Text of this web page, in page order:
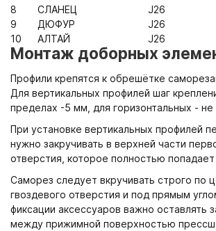
8
СЛАНЕЦ
J26
9
ДЮФУР
J26
10
АЛТАЙ J26
Монтаж доборных
Профили крепятся к обрешётке
Для вертикальных профилей шаг
пределах -5 мм, для горизонтальных -
При установке вертикальных профилей
нужно закручивать в верхней части
отверстия, которое полностью
Саморез следует вкручивать строго по
гвоздевого отверстия и под прямым
фиксации аксессуаров важно оставлять
между прижимной поверхностью